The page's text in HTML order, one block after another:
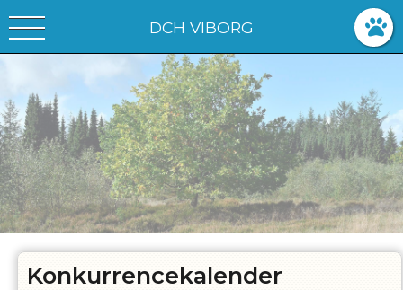
DCH VIBORG
Konkurrencekalender